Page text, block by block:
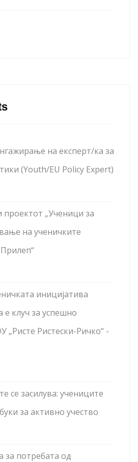
на експерт/ка за
(Youth/EU Policy Expert)
„Ученици за
на ученичките
иницијатива
е клуч за успешно
„Ристе Ристески-Ричко“ -
се засилува: учениците
за активно учество
за потребата од